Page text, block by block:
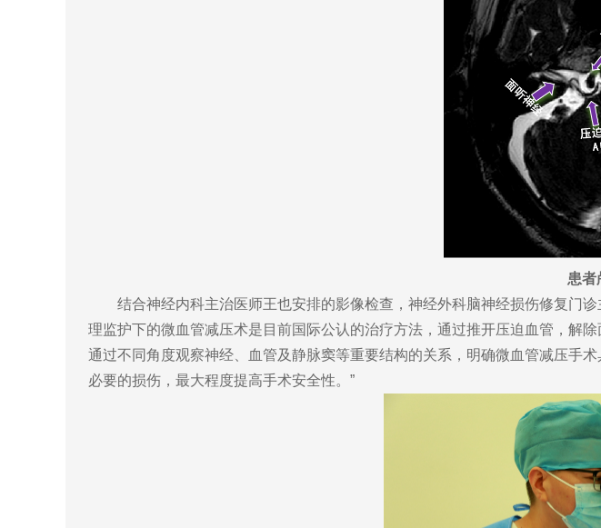
患者
结合神经内科主治医师王也安排的影像检查，神经外科脑神经损伤修复门诊
理监护下的微血管减压术是目前国际公认的治疗方法，通过推开压迫血管，解
通过不同角度观察神经、血管及静脉窦等重要结构的关系，明确微血管减压手
必要的损伤，最大程度提高手术安全性。”